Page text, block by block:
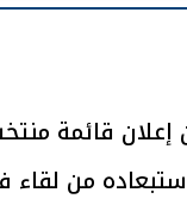
قائمة
من لقاء